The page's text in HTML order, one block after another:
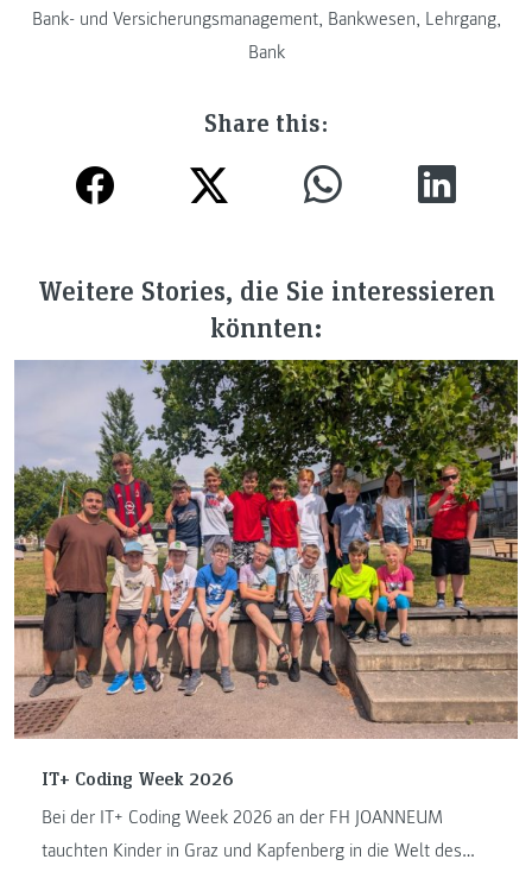
Bank- und Versicherungsmanagement, Bankwesen, Lehrgang,
Bank
Share this:
Weitere Stories, die Sie interessieren
könnten:
IT+ Coding Week 2026
Bei der IT+ Coding Week 2026 an der FH JOANNEUM
tauchten Kinder in Graz und Kapfenberg in die Welt des